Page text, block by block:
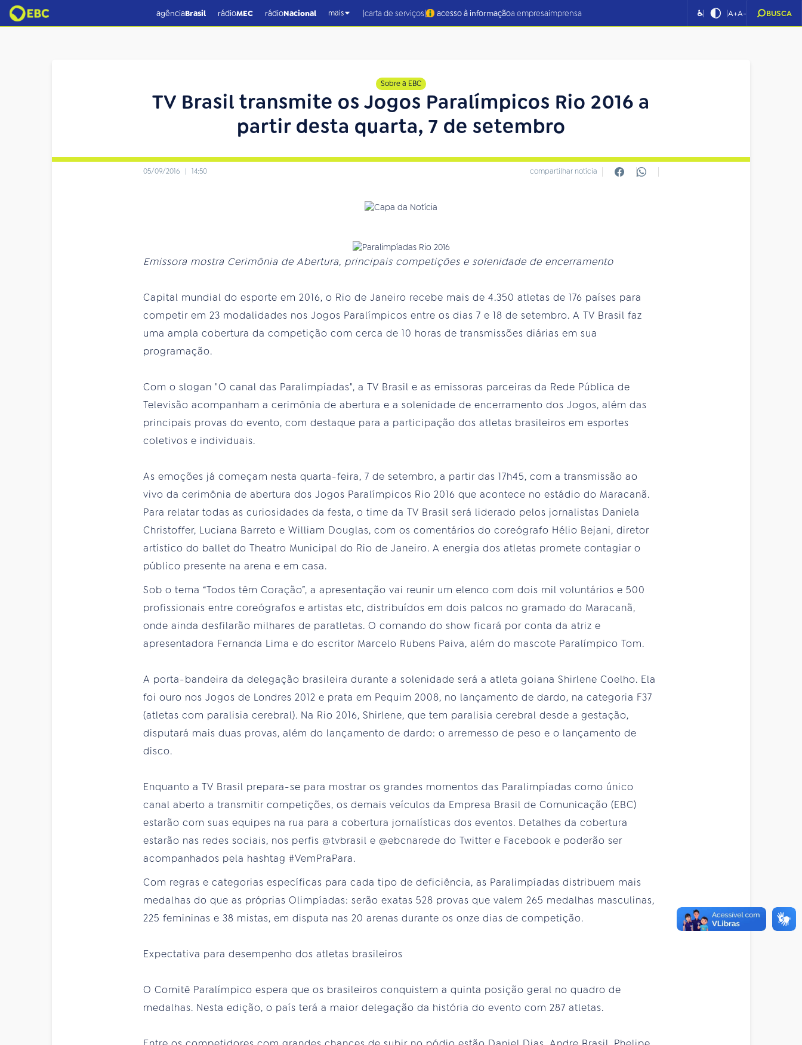
agênciaBrasil rádioMEC rádioNacional mais |carta de serviços| acesso à informaçãoa empresaimprensa ♿| |A+A- BUSCA
Sobre a EBC
TV Brasil transmite os Jogos Paralímpicos Rio 2016 a
partir desta quarta, 7 de setembro
05/09/2016 | 14:50 compartilhar notícia
Emissora mostra Cerimônia de Abertura, principais competições e solenidade de encerramento
Capital mundial do esporte em 2016, o Rio de Janeiro recebe mais de 4.350 atletas de 176 países para
competir em 23 modalidades nos Jogos Paralímpicos entre os dias 7 e 18 de setembro. A TV Brasil faz
uma ampla cobertura da competição com cerca de 10 horas de transmissões diárias em sua
programação.
Com o slogan "O canal das Paralimpíadas", a TV Brasil e as emissoras parceiras da Rede Pública de
Televisão acompanham a cerimônia de abertura e a solenidade de encerramento dos Jogos, além das
principais provas do evento, com destaque para a participação dos atletas brasileiros em esportes
coletivos e individuais.
As emoções já começam nesta quarta-feira, 7 de setembro, a partir das 17h45, com a transmissão ao
vivo da cerimônia de abertura dos Jogos Paralímpicos Rio 2016 que acontece no estádio do Maracanã.
Para relatar todas as curiosidades da festa, o time da TV Brasil será liderado pelos jornalistas Daniela
Christoffer, Luciana Barreto e William Douglas, com os comentários do coreógrafo Hélio Bejani, diretor
artístico do ballet do Theatro Municipal do Rio de Janeiro. A energia dos atletas promete contagiar o
público presente na arena e em casa.
Sob o tema “Todos têm Coração”, a apresentação vai reunir um elenco com dois mil voluntários e 500
profissionais entre coreógrafos e artistas etc, distribuídos em dois palcos no gramado do Maracanã,
onde ainda desfilarão milhares de paratletas. O comando do show ficará por conta da atriz e
apresentadora Fernanda Lima e do escritor Marcelo Rubens Paiva, além do mascote Paralímpico Tom.
A porta-bandeira da delegação brasileira durante a solenidade será a atleta goiana Shirlene Coelho. Ela
foi ouro nos Jogos de Londres 2012 e prata em Pequim 2008, no lançamento de dardo, na categoria F37
(atletas com paralisia cerebral). Na Rio 2016, Shirlene, que tem paralisia cerebral desde a gestação,
disputará mais duas provas, além do lançamento de dardo: o arremesso de peso e o lançamento de
disco.
Enquanto a TV Brasil prepara-se para mostrar os grandes momentos das Paralimpíadas como único
canal aberto a transmitir competições, os demais veículos da Empresa Brasil de Comunicação (EBC)
estarão com suas equipes na rua para a cobertura jornalísticas dos eventos. Detalhes da cobertura
estarão nas redes sociais, nos perfis @tvbrasil e @ebcnarede do Twitter e Facebook e poderão ser
acompanhados pela hashtag #VemPraPara.
Com regras e categorias específicas para cada tipo de deficiência, as Paralimpíadas distribuem mais
medalhas do que as próprias Olimpíadas: serão exatas 528 provas que valem 265 medalhas masculinas,
225 femininas e 38 mistas, em disputa nas 20 arenas durante os onze dias de competição.
Expectativa para desempenho dos atletas brasileiros
O Comitê Paralímpico espera que os brasileiros conquistem a quinta posição geral no quadro de
medalhas. Nesta edição, o país terá a maior delegação da história do evento com 287 atletas.